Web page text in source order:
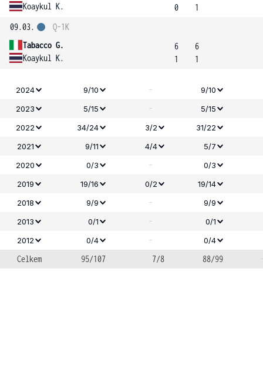
Koaykul K.
0
1
09.03.
Tabacco G.
Koaykul K.
Q-1K
6
1
6
1
2024 9/10 -
9/10
2023
5/15 -
5/15
2022
34/24 3/2
31/22
2021
9/11 4/4
5/7
2020
0/3 -
0/3
2019
19/16 0/2
19/14
2018
9/9 -
9/9
2013
0/1 -
0/1
2012
0/4 - 0/4
Celkem 95/107 7/8 88/99